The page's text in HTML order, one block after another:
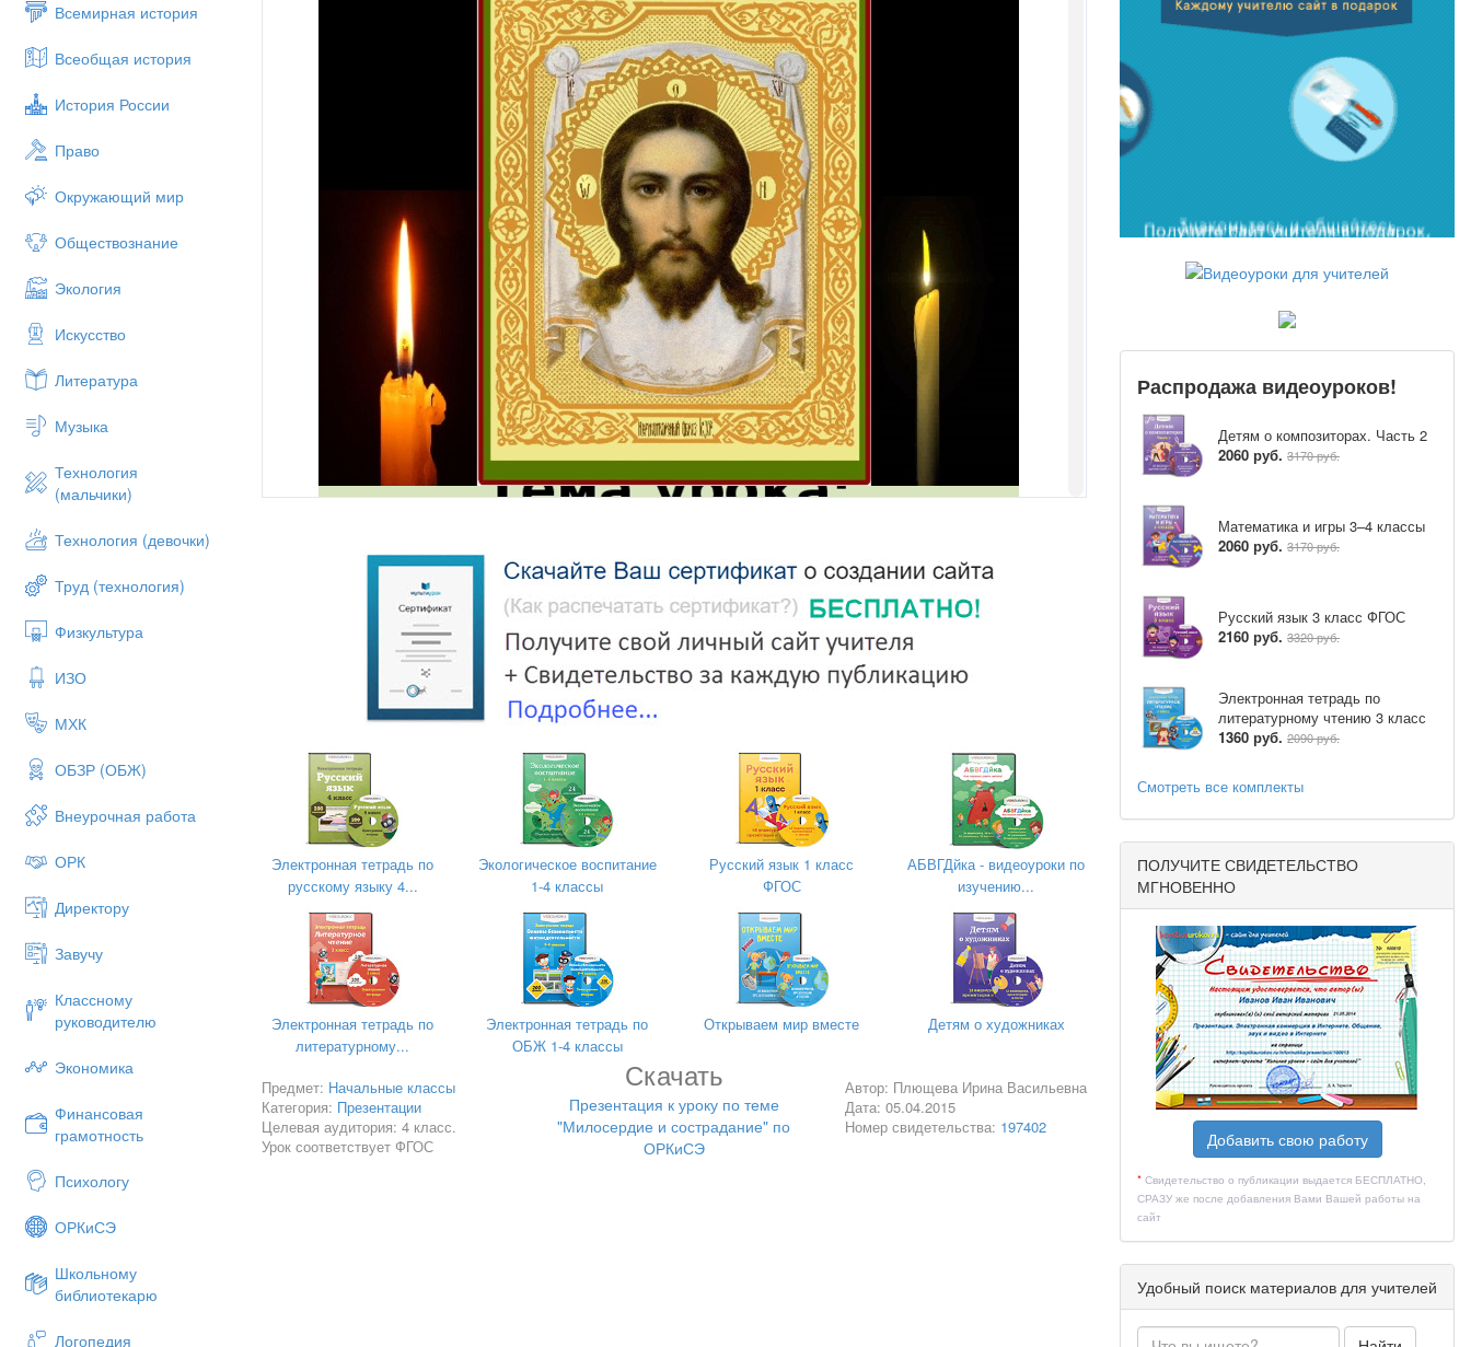
Всемирная история
Всеобщая история
История России
Право
Окружающий мир
Обществознание
Экология
Искусство
Литература
Музыка
Технология
(мальчики)
Технология (девочки)
Труд (технология)
Физкультура
ИЗО
МХК
ОБЗР (ОБЖ)
Внеурочная работа
ОРК
Директору
Завучу
Классному
руководителю
Экономика
Финансовая
грамотность
Психологу
ОРКиСЭ
Школьному
библиотекарю
Логопедия
Тема урока: «Милосердие и сострадание»
Электронная тетрадь по
русскому языку 4...
Экологическое воспитание
1-4 классы
Русский язык 1 класс
ФГОС
АБВГДйка - видеоуроки по
изучению...
Электронная тетрадь по
литературному...
Электронная тетрадь по
ОБЖ 1-4 классы
Открываем мир вместе Детям о художниках
Предмет: Начальные классы
Категория: Презентации
Целевая аудитория: 4 класс.
Урок соответствует ФГОС
Скачать
Презентация к уроку по теме
"Милосердие и сострадание" по
ОРКиСЭ
Автор: Плющева Ирина Васильевна
Дата: 05.04.2015
Номер свидетельства: 197402
Распродажа видеоуроков!
Детям о композиторах. Часть 2
2060 руб. 3170 руб.
Математика и игры 3–4 классы
2060 руб. 3170 руб.
Русский язык 3 класс ФГОС
2160 руб. 3320 руб.
Электронная тетрадь по
литературному чтению 3 класс
1360 руб. 2090 руб.
Смотреть все комплекты
ПОЛУЧИТЕ СВИДЕТЕЛЬСТВО
МГНОВЕННО
Добавить свою работу
* Свидетельство о публикации выдается БЕСПЛАТНО,
СРАЗУ же после добавления Вами Вашей работы на
сайт
Удобный поиск материалов для учителей